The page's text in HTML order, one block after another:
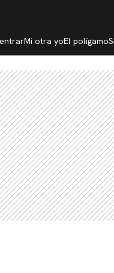
Mi otra yoEl polígamo